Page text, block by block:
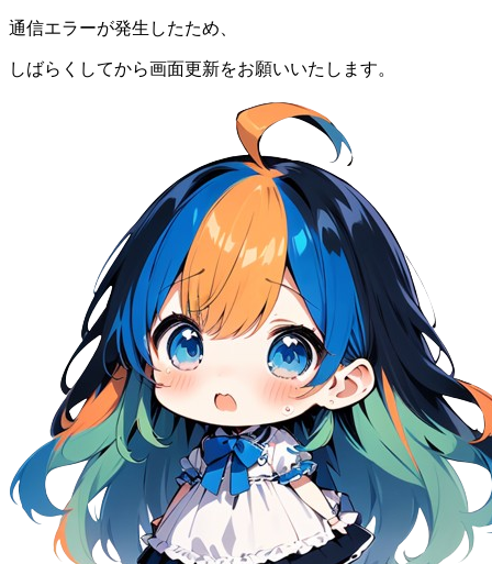
通信エラーが発生したため、
しばらくしてから画面更新をお願いいたします。